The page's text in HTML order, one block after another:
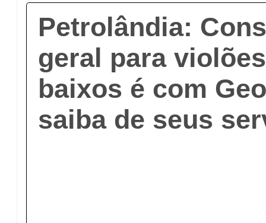
Petrolândia:
geral para
baixos é com
saiba de seus